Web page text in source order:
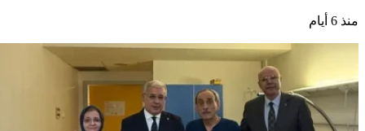
منذ 6 أيام